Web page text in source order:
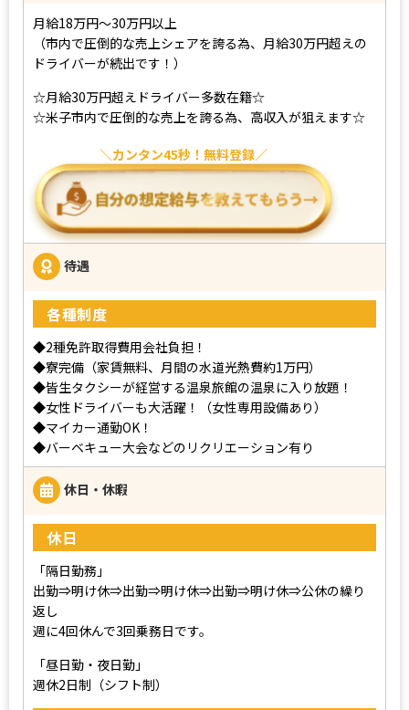
月給18万円～30万円以上
（市内で圧倒的な売上シェアを誇る為、月給30万円超えの
ドライバーが続出です！）
☆月給30万円超えドライバー多数在籍☆
☆米子市内で圧倒的な売上を誇る為、高収入が狙えます☆
カンタン45秒！無料登録
待遇
各種制度
◆2種免許取得費用会社負担！
◆寮完備（家賃無料、月間の水道光熱費約1万円）
◆皆生タクシーが経営する温泉旅館の温泉に入り放題！
◆女性ドライバーも大活躍！（女性専用設備あり）
◆マイカー通勤OK！
◆バーベキュー大会などのリクリエーション有り
休日・休暇
休日
「隔日勤務」
出勤⇒明け休⇒出勤⇒明け休⇒出勤⇒明け休⇒公休の繰り
返し
週に4回休んで3回乗務日です。
「昼日勤・夜日勤」
週休2日制（シフト制）